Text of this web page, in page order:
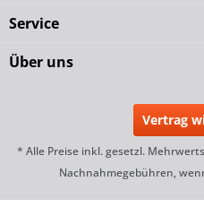
Service
Über uns
Vertrag
* Alle Preise inkl. gesetzl.
Nachnahmegebühren,